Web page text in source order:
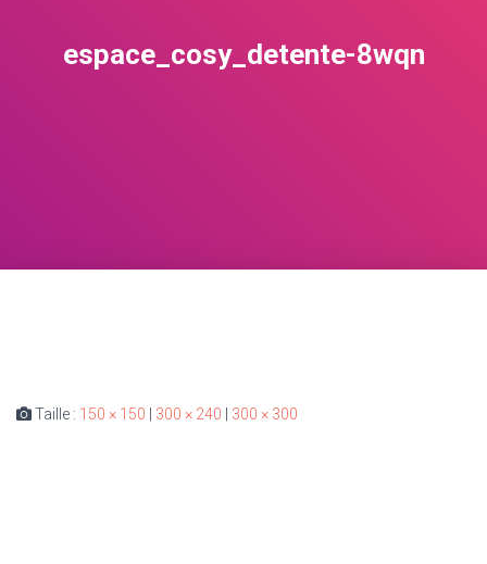
espace_cosy_detente-8wqn
Taille : 150 × 150 300 × 240 300 × 300